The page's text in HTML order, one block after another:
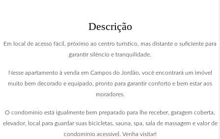
Descrição
Em local de acesso fácil, próximo ao centro turístico, mas distante o suficiente para
garantir silêncio e tranquilidade.
Nesse apartamento à venda em Campos do Jordão, você encontrará um imóvel
muito bem decorado e equipado, pronto para garantir conforto e bem estar aos
moradores.
O condomínio está igualmente bem preparado para lhe receber, garagem coberta,
elevador, local para guardar suas bicicletas, sauna, spa, sala de massagem e valor de
condomínio acessível. Venha visitar!